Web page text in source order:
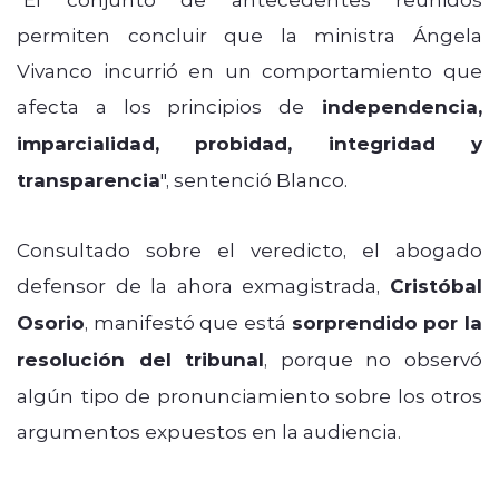
permiten concluir que la ministra Ángela
Vivanco incurrió en un comportamiento que
afecta a los principios de independencia,
imparcialidad, probidad, integridad y
transparencia", sentenció Blanco.
Consultado sobre el veredicto, el abogado
defensor de la ahora exmagistrada, Cristóbal
Osorio, manifestó que está sorprendido por la
resolución del tribunal, porque no observó
algún tipo de pronunciamiento sobre los otros
argumentos expuestos en la audiencia.